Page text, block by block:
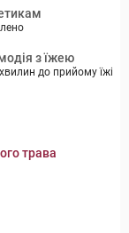
з їжею
до прийому їжі
трава